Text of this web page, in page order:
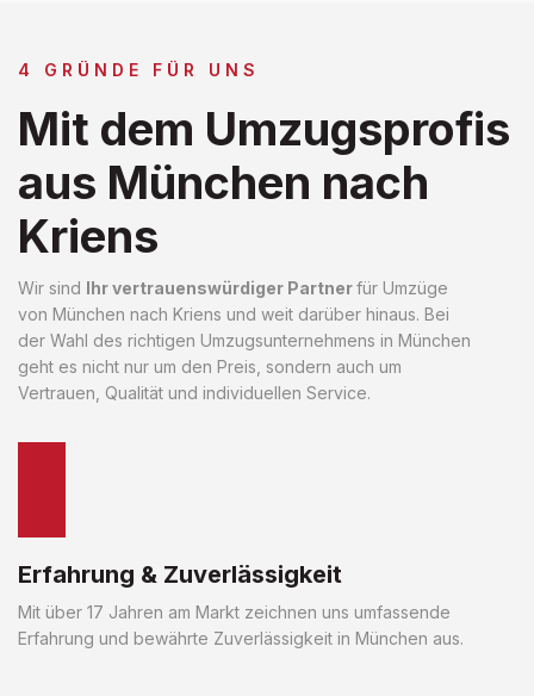
4 GRÜNDE FÜR UNS
Mit dem Umzugsprofis
aus München nach
Kriens
Wir sind Ihr vertrauenswürdiger Partnerfür Umzüge
von München nach Kriens und weit darüber hinaus. Bei
der Wahl des richtigen Umzugsunternehmens in München
geht es nicht nur um den Preis, sondern auch um
Vertrauen, Qualität und individuellen Service.
Erfahrung & Zuverlässigkeit
Mit über 17 Jahren am Markt zeichnen uns umfassende
Erfahrung und bewährte Zuverlässigkeit in München aus.